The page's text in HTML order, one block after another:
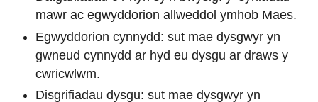
mawr ac egwyddorion allweddol ymhob Maes.
Egwyddorion cynnydd: sut mae dysgwyr yn
gwneud cynnydd ar hyd eu dysgu ar draws y
cwricwlwm.
Disgrifiadau dysgu: sut mae dysgwyr yn